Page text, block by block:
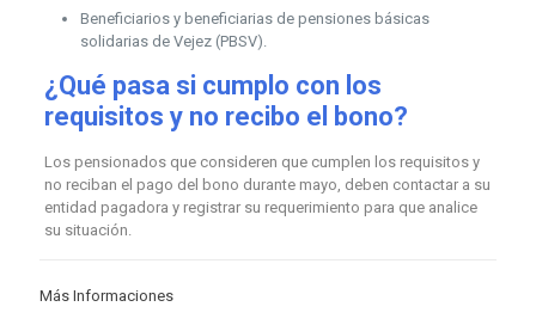
Beneficiarios y beneficiarias de pensiones básicas
solidarias de Vejez (PBSV).
¿Qué pasa si cumplo con los
requisitos y no recibo el bono?
Los pensionados que consideren que cumplen los requisitos y
no reciban el pago del bono durante mayo, deben contactar a su
entidad pagadora y registrar su requerimiento para que analice
su situación.
Más Informaciones